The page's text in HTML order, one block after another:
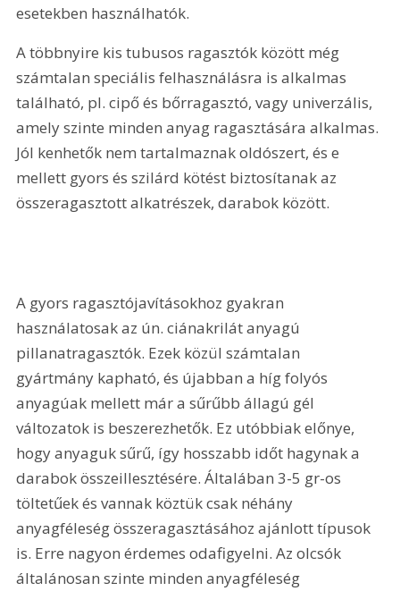
esetekben használhatók.
A többnyire kis tubusos ragasztók között még
számtalan speciális felhasználásra is alkalmas
található, pl. cipő és bőrragasztó, vagy univerzális,
amely szinte minden anyag ragasztására alkalmas.
Jól kenhetők nem tartalmaznak oldószert, és e
mellett gyors és szilárd kötést biztosítanak az
összeragasztott alkatrészek, darabok között.
A gyors ragasztójavításokhoz gyakran
használatosak az ún. ciánakrilát anyagú
pillanatragasztók. Ezek közül számtalan
gyártmány kapható, és újabban a híg folyós
anyagúak mellett már a sűrűbb állagú gél
változatok is beszerezhetők. Ez utóbbiak előnye,
hogy anyaguk sűrű, így hosszabb időt hagynak a
darabok összeillesztésére. Általában 3-5 gr-os
töltetűek és vannak köztük csak néhány
anyagféleség összeragasztásához ajánlott típusok
is. Erre nagyon érdemes odafigyelni. Az olcsók
általánosan szinte minden anyagféleség